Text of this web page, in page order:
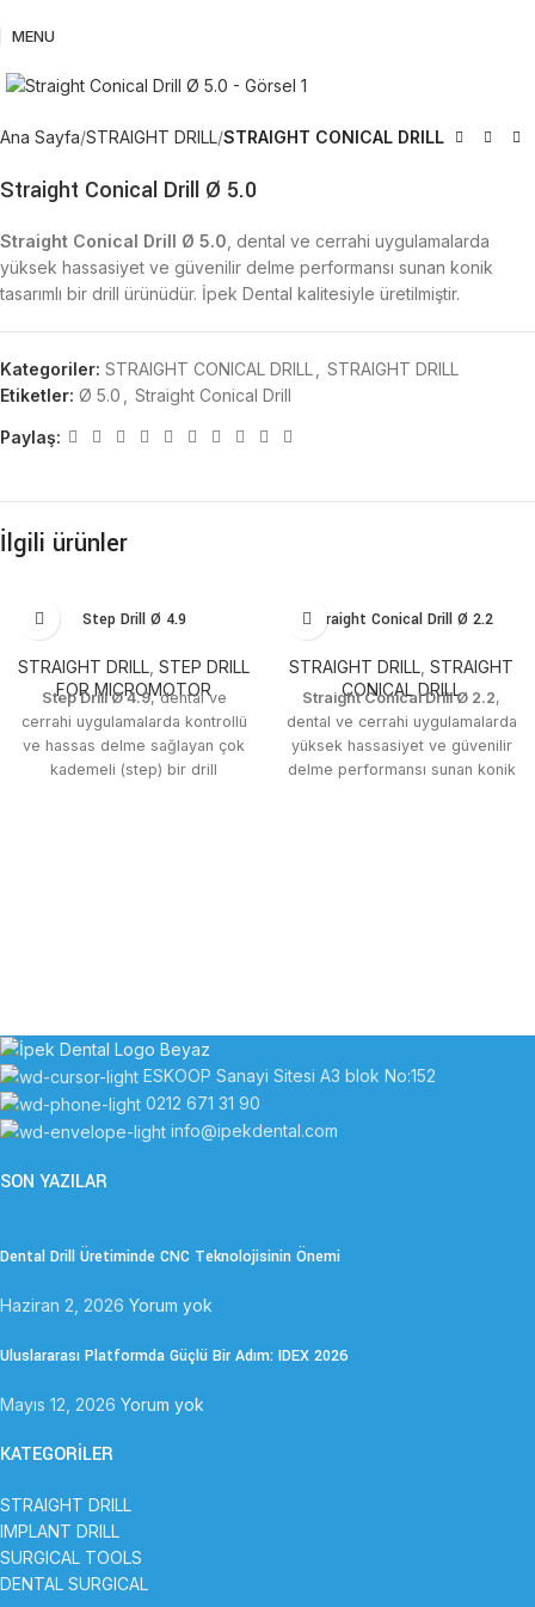
MENU
Ana Sayfa STRAIGHT DRILL STRAIGHT CONICAL DRILL
Straight Conical Drill Ø 5.0
Straight Conical Drill Ø 5.0 , dental ve cerrahi uygulamalarda
yüksek hassasiyet ve güvenilir delme performansı sunan konik
tasarımlı bir drill ürünüdür. İpek Dental kalitesiyle üretilmiştir.
Kategoriler: STRAIGHT CONICAL DRILL
STRAIGHT DRILL
Etiketler: Ø 5.0 Straight Conical Drill
Paylaş:
İlgili ürünler
Step Drill Ø 4.9
STRAIGHT DRILL STEP DRILL
FOR MICROMOTOR
Step Drill Ø 4.9, dental ve
cerrahi uygulamalarda kontrollü
ve hassas delme sağlayan çok
kademeli (step) bir drill
Straight Conical Drill Ø 2.2
STRAIGHT DRILL STRAIGHT
CONICAL DRILL
Straight Conical Drill Ø 2.2,
dental ve cerrahi uygulamalarda
yüksek hassasiyet ve güvenilir
delme performansı sunan konik
ESKOOP Sanayi Sitesi A3 blok No:152
0212 671 31 90
info@ipekdental.com
SON YAZILAR
Dental Drill Üretiminde CNC Teknolojisinin Önemi
Haziran 2, 2026 Yorum yok
Uluslararası Platformda Güçlü Bir Adım: IDEX 2026
Mayıs 12, 2026 Yorum yok
KATEGORİLER
STRAIGHT DRILL
IMPLANT DRILL
SURGICAL TOOLS
DENTAL SURGICAL